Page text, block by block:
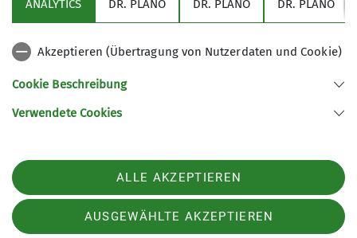
Sektion Schwaben des Deutschen Alpenvereins (DAV) 1869 e. V.
Telefon +497117696366
ANALYTICS DR. PLANO DR. PLANO DR. PLANO
Akzeptieren (Übertragung von Nutzerdaten und Cookie)
Cookie Beschreibung
Verwendete Cookies
ALLE AKZEPTIEREN
AUSGEWÄHLTE AKZEPTIEREN